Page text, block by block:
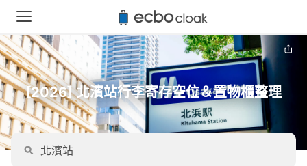
[2026] 北濱站行李寄存空位＆置物櫃整理